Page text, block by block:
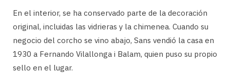
En el interior, se ha conservado parte de la decoración
original, incluidas las vidrieras y la chimenea. Cuando su
negocio del corcho se vino abajo, Sans vendió la casa en
1930 a Fernando Vilallonga i Balam, quien puso su propio
sello en el lugar.